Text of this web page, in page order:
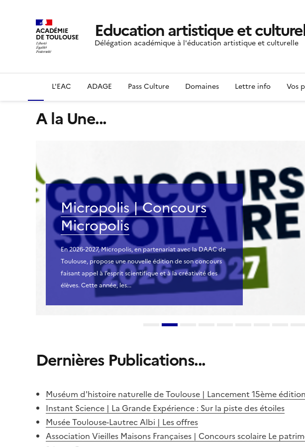
ACADÉMIE
DE TOULOUSE Education artistique et
Délégation académique à l'éducation artistique et culturelle
L'EAC ADAGE Pass Culture Domaines Lettre info Vos
A la Une...
Micropolis | Concours
Micropolis
En 2026-2027, Micropolis, en partenariat avec la DAAC de
Toulouse, propose une nouvelle édition de son concours
faisant appel à l’esprit scientifique et à la créativité des
élèves. Cette année, les...
Dernières Publications...
Muséum d'histoire naturelle de Toulouse | Lancement 15ème
Instant Science | La Grande Expérience : Sur la piste des étoiles
Musée Toulouse-Lautrec Albi | Les offres
Association Vieilles Maisons Françaises | Concours scolaire Le